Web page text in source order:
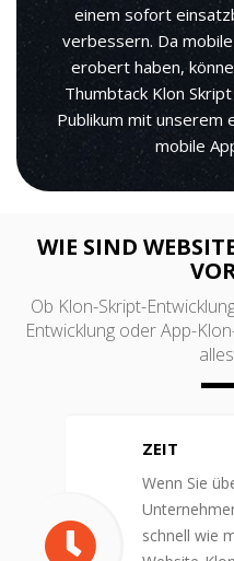
einem sofort
verbessern. Da
erobert haben,
Thumbtack Klon
Publikum mit unserem
mobile
WIE SIND
Ob Klon-Skript-
Entwicklung oder App-
ZEIT
Wenn Sie
schnell wie